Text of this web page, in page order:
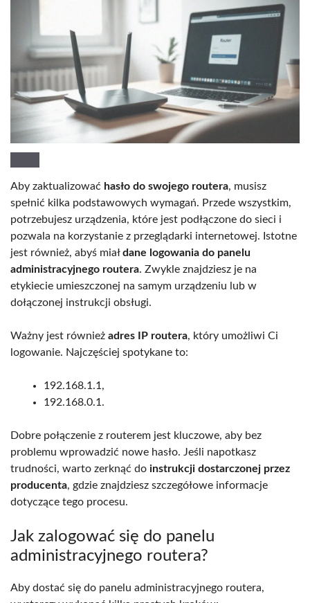
Aby zaktualizować hasło do swojego routera, musisz
spełnić kilka podstawowych wymagań. Przede wszystkim,
potrzebujesz urządzenia, które jest podłączone do sieci i
pozwala na korzystanie z przeglądarki internetowej. Istotne
jest również, abyś miałdane logowania do panelu
administracyjnego routera. Zwykle znajdziesz je na
etykiecie umieszczonej na samym urządzeniu lub w
dołączonej instrukcji obsługi.
Ważny jest również adres IP routera, który umożliwi Ci
logowanie. Najczęściej spotykane to:
192.168.1.1,
192.168.0.1.
Dobre połączenie z routerem jest kluczowe, aby bez
problemu wprowadzić nowe hasło. Jeśli napotkasz
trudności, warto zerknąć do instrukcji dostarczonej przez
producenta, gdzie znajdziesz szczegółowe informacje
dotyczące tego procesu.
Jak zalogować się do panelu
administracyjnego routera?
Aby dostać się do panelu administracyjnego routera,